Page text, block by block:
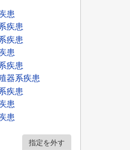
患
疾患
疾患
患
疾患
器系疾患
疾患
患
患
指定を外す